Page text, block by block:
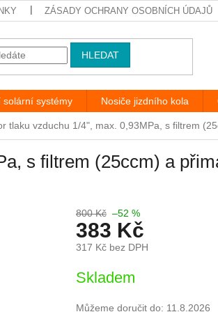
ZÁSADY OCHRANY OSOBNÍCH ÚDAJŮ
HLEDAT
solární systémy Nosiče jizdního kola
tlaku vzduchu 1/4", max. 0,93MPa, s filtrem
s filtrem (25ccm) a
800 Kč –52 %
383 Kč
317 Kč bez DPH
cena:
Skladem
Můžeme doručit do: 11.8.2026